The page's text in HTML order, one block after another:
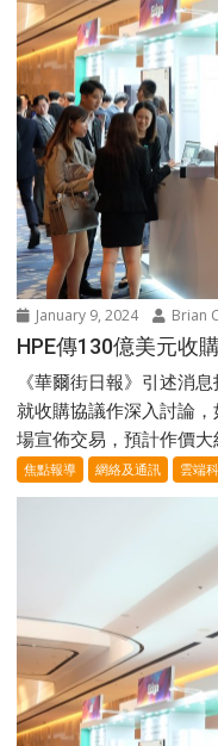
January 9, 2024 Brian
HPE傳130億美元收
《華爾街日報》引述消
就收購協議作深入討論
場宣佈交易，預計作價大
焦點報導 網絡及通訊 雲端